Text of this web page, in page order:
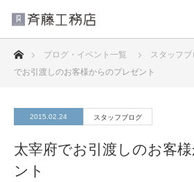
ホームブログ・イベント一覧 スタッフブ
でお引渡しのお客様からのプレゼント
2015.02.24 スタッフブログ
太宰府でお引渡しのお客
ント